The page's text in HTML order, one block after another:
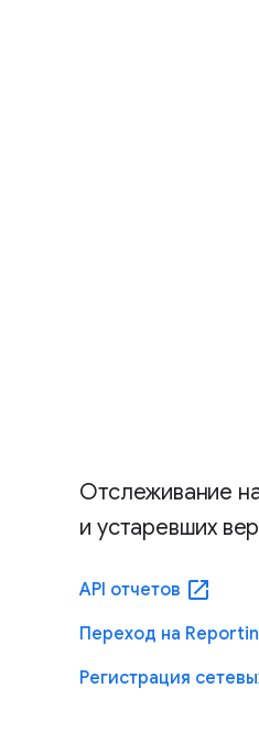
Отслеживание
и устаревших
API отчетов open_in_new
Переход на
Регистрация